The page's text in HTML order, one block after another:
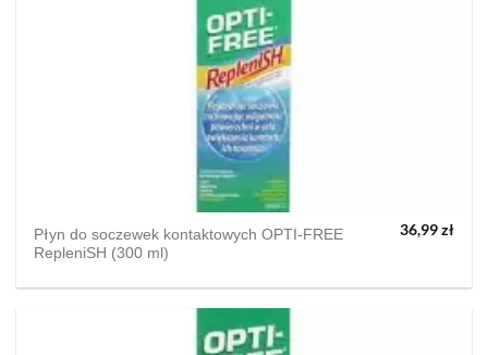
Płyn do soczewek kontaktowych OPTI-FREE
RepleniSH (300 ml)
36,99zł